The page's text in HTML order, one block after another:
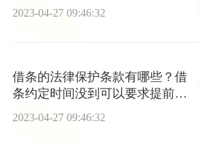
2023-04-27 09:46:32
借条的法律保护条款有哪些？借
条约定时间没到可以要求提前还
款吗？
2023-04-27 09:46:32